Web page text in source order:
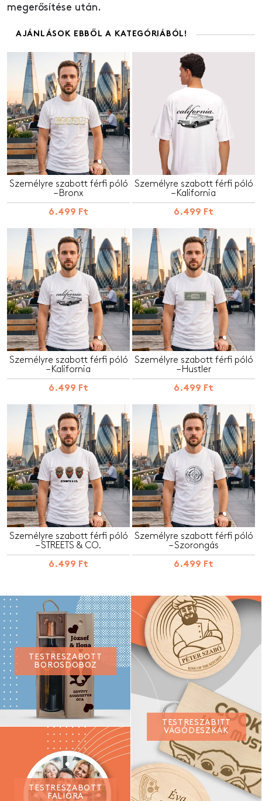
megerősítése után.
AJÁNLÁSOK EBBŐL A KATEGÓRIÁBÓL!
Személyre szabott férfi póló
– Bronx
6.499 Ft
Személyre szabott férfi póló
– Kalifornia
6.499 Ft
Személyre szabott férfi póló
– Kalifornia
6.499 Ft
Személyre szabott férfi póló
– Hustler
6.499 Ft
Személyre szabott férfi póló
– STREETS & CO.
6.499 Ft
Személyre szabott férfi póló
– Szorongás
6.499 Ft
TESTRESZABOTT
BOROSDOBOZ
TESTRESZABITT
VÁGÓDESZKÁK
TESTRESZABOTT
FALIÓRA